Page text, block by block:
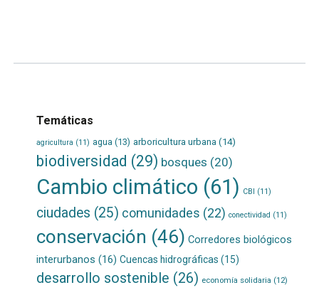
Temáticas
agricultura (11) agua (13) arboricultura urbana(14)
biodiversidad (29) bosques (20)
Cambio climático (61) CBI (11)
ciudades (25) comunidades (22) conectividad (11)
conservación (46) Corredores biológicos
interurbanos (16) Cuencas hidrográficas (15)
desarrollo sostenible (26) economía solidaria (12)